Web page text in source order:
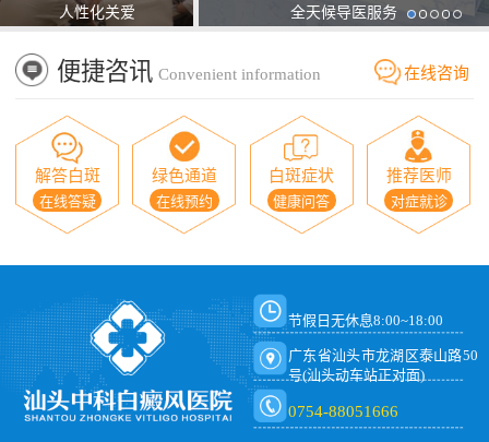
人性化关爱 全天候导医服务
便捷咨讯 Convenient information 在线咨询
解答白斑
在线答疑
绿色通道
在线预约
白斑症状
健康问答
推荐医师
对症就诊
节假日无休息8:00~18:00
广东省汕头市龙湖区泰山路50
号(汕头动车站正对面)
0754-88051666